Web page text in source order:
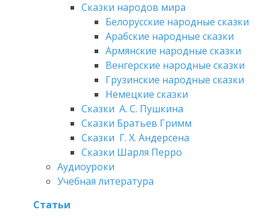
Сказки народов мира
Белорусские народные сказки
Арабские народные сказки
Армянские народные сказки
Венгерские народные сказки
Грузинские народные сказки
Немецкие сказки
Сказки А. С. Пушкина
Сказки Братьев Гримм
Сказки Г. Х. Андерсена
Сказки Шарля Перро
Аудиоуроки
Учебная литература
Статьи